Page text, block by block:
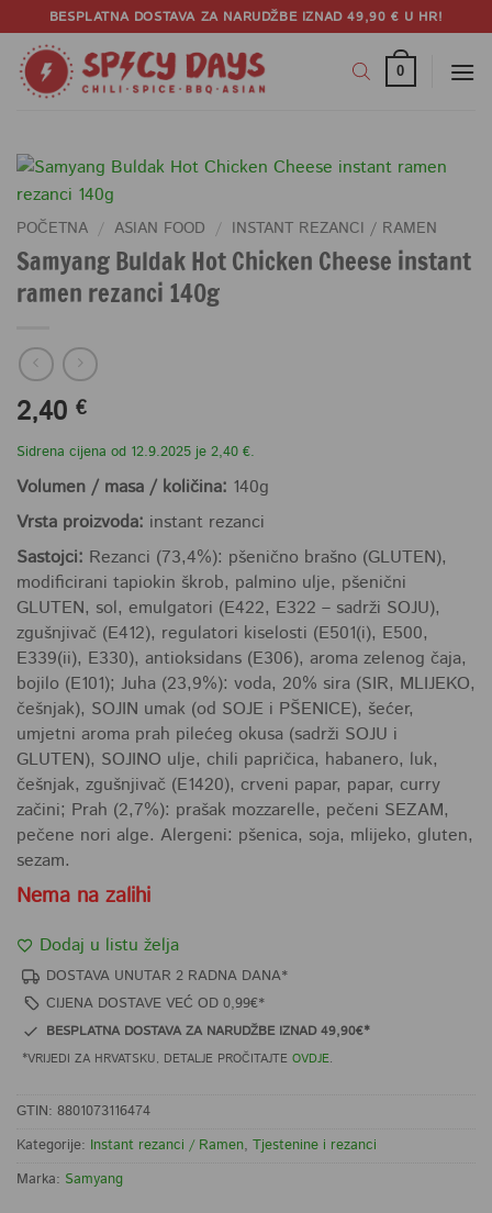
to
content
BESPLATNA DOSTAVA ZA NARUDŽBE IZNAD 49,90 € U HR!
0
POČETNA / ASIAN FOOD / INSTANT REZANCI / RAMEN
Samyang Buldak Hot Chicken Cheese instant
ramen rezanci 140g
2,40 €
Sidrena cijena od 12.9.2025 je 2,40 €.
Volumen / masa / količina: 140g
Vrsta proizvoda: instant rezanci
Sastojci: Rezanci (73,4%): pšenično brašno (GLUTEN),
modificirani tapiokin škrob, palmino ulje, pšenični
GLUTEN, sol, emulgatori (E422, E322 – sadrži SOJU),
zgušnjivač (E412), regulatori kiselosti (E501(i), E500,
E339(ii), E330), antioksidans (E306), aroma zelenog čaja,
bojilo (E101); Juha (23,9%): voda, 20% sira (SIR, MLIJEKO,
češnjak), SOJIN umak (od SOJE i PŠENICE), šećer,
umjetni aroma prah pilećeg okusa (sadrži SOJU i
GLUTEN), SOJINO ulje, chili papričica, habanero, luk,
češnjak, zgušnjivač (E1420), crveni papar, papar, curry
začini; Prah (2,7%): prašak mozzarelle, pečeni SEZAM,
pečene nori alge. Alergeni: pšenica, soja, mlijeko, gluten,
sezam.
Nema na zalihi
Dodaj u listu želja
DOSTAVA UNUTAR 2 RADNA DANA*
CIJENA DOSTAVE VEĆ OD 0,99€*
BESPLATNA DOSTAVA ZA NARUDŽBE IZNAD 49,90€*
*VRIJEDI ZA HRVATSKU, DETALJE PROČITAJTE OVDJE.
GTIN: 8801073116474
Kategorije: Instant rezanci / Ramen, Tjestenine i rezanci
Marka: Samyang